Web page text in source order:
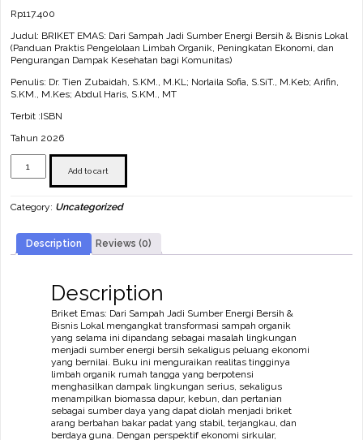
Rp117.400
Judul: BRIKET EMAS: Dari Sampah Jadi Sumber Energi Bersih & Bisnis Lokal
(Panduan Praktis Pengelolaan Limbah Organik, Peningkatan Ekonomi, dan
Pengurangan Dampak Kesehatan bagi Komunitas)
Penulis: Dr. Tien Zubaidah, S.KM., M.KL; Norlaila Sofia, S.SiT., M.Keb; Arifin,
S.KM., M.Kes; Abdul Haris, S.KM., MT
Terbit :ISBN
Tahun 2026
BRIKET
EMAS:
Jadi
Energi
Bersih
&
Pengelolaan
Peningkatan
Pengurangan
Kesehatan
Add to cart
Category: Uncategorized
Description Reviews (0)
Description
Briket Emas: Dari Sampah Jadi Sumber Energi Bersih &
Bisnis Lokal mengangkat transformasi sampah organik
yang selama ini dipandang sebagai masalah lingkungan
menjadi sumber energi bersih sekaligus peluang ekonomi
yang bernilai. Buku ini menguraikan realitas tingginya
limbah organik rumah tangga yang berpotensi
menghasilkan dampak lingkungan serius, sekaligus
menampilkan biomassa dapur, kebun, dan pertanian
sebagai sumber daya yang dapat diolah menjadi briket
arang berbahan bakar padat yang stabil, terjangkau, dan
berdaya guna. Dengan perspektif ekonomi sirkular,